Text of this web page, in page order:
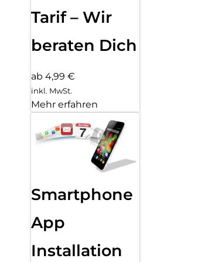
Tarif – Wir
beraten Dich
ab 4,99 €
inkl. MwSt.
Mehr erfahren
Smartphone
App
Installation